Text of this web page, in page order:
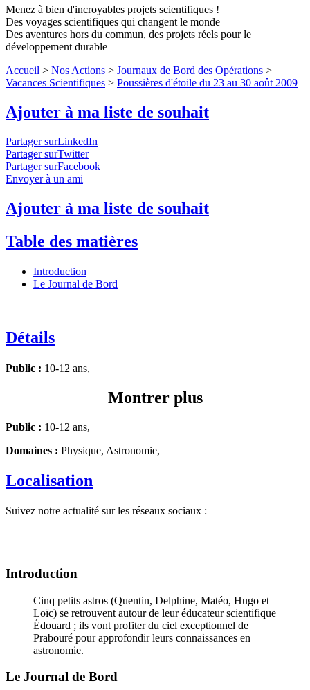
Menez à bien d'incroyables projets scientifiques !
Des voyages scientifiques qui changent le monde
Des aventures hors du commun, des projets réels pour le
développement durable
Accueil > Nos Actions > Journaux de Bord des Opérations >
Vacances Scientifiques > Poussières d'étoile du 23 au 30 août 2009
Ajouter à ma liste de souhait
Partager surLinkedIn
Partager surTwitter
Partager surFacebook
Envoyer à un ami
Ajouter à ma liste de souhait
Table des matières
Introduction
Le Journal de Bord
Détails
Public : 10-12 ans,
Montrer plus
Public : 10-12 ans,
Domaines : Physique, Astronomie,
Localisation
Suivez notre actualité sur les réseaux sociaux :
Introduction
Cinq petits astros (Quentin, Delphine, Matéo, Hugo et
Loïc) se retrouvent autour de leur éducateur scientifique
Édouard ; ils vont profiter du ciel exceptionnel de
Prabouré pour approfondir leurs connaissances en
astronomie.
Le Journal de Bord